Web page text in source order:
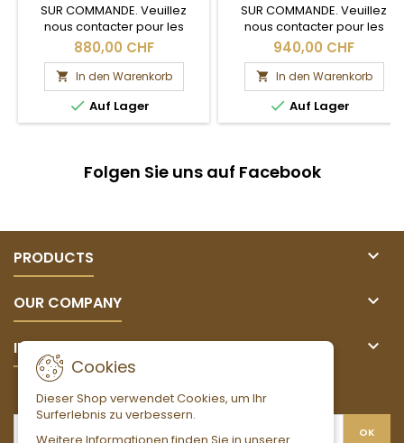
SUR COMMANDE. Veuillez
nous contacter pour les
délais de livraison et les frais
de port.
880,00 CHF
 In den Warenkorb
 Auf Lager
SUR COMMANDE. Veuillez
nous contacter pour les
délais de livraison et les frais
de port.
940,00 CHF
 In den Warenkorb
 Auf Lager
Folgen Sie uns auf Facebook
PRODUCTS 
OUR COMPANY 
IHR KONTO 
Cookies
Dieser Shop verwendet Cookies, um Ihr
Surferlebnis zu verbessern.
NEWSLETTER